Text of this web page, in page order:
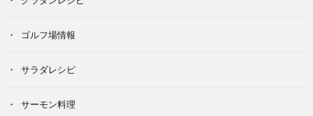
ゴルフ場情報
サラダレシピ
サーモン料理